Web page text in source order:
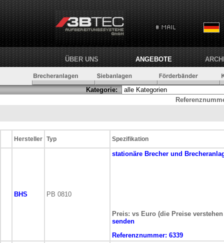
ÜBER UNS ANGEBOTE
Kategorie:
Hersteller Typ Spezifikation
BHS PB 0810
stationäre Brecher und
Preis: vs Euro (die Preise
senden
Referenznummer: 6339